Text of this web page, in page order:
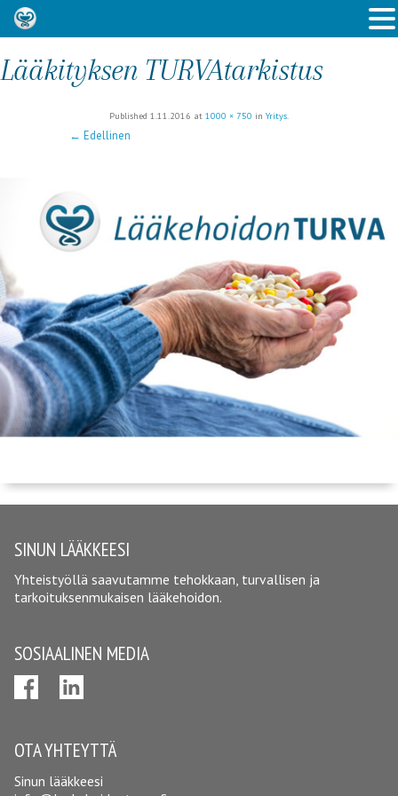
Lääkityksen TURVAtarkistus
Published 1.11.2016 at 1000 × 750 in Yritys
← Edellinen
SINUN LÄÄKKEESI
Yhteistyöllä saavutamme tehokkaan, turvallisen ja
tarkoituksenmukaisen lääkehoidon.
SOSIAALINEN MEDIA
OTA YHTEYTTÄ
Sinun lääkkeesi